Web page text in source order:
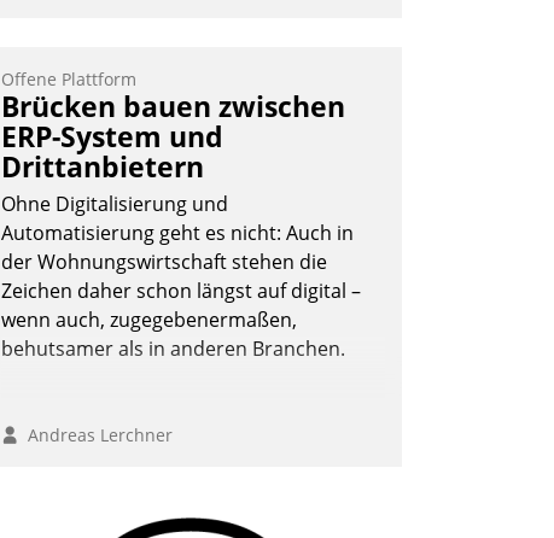
seit Jahresbeginn eine Überblick, Einsicht
und Eingriff bietende Lösung. Zur
Entwicklung setzte man auf
Cloudtechnologie, bewährte und Startup-
Partner sowie erstmals agile
Projektmethoden.
Nadja Hußmann
Offene Plattform
Brücken bauen zwischen
ERP-System und
Drittanbietern
Ohne Digitalisierung und
Automatisierung geht es nicht: Auch in
der Wohnungswirtschaft stehen die
Zeichen daher schon längst auf digital –
wenn auch, zugegebenermaßen,
behutsamer als in anderen Branchen.
Andreas Lerchner